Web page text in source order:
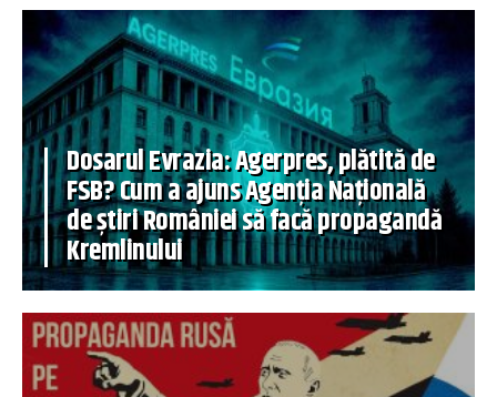
Dosarul Evrazia: Agerpres, plătită de
FSB? Cum a ajuns Agenția Națională
de știri României să facă propagandă
Kremlinului